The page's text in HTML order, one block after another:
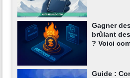
Gagner
brûlant
? Voici
Guide :